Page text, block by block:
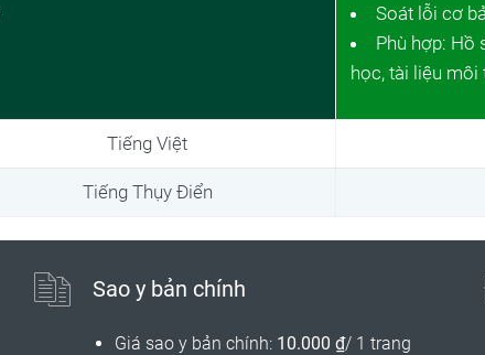
Soát lỗi cơ
Phù hợp: Hồ
học, tài liệu môi
Tiếng Việt
Tiếng Thụy Điển
Sao y bản chính
Giá sao y bản chính: 10.000 ₫/ 1 trang